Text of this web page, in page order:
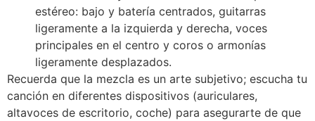
estéreo: bajo y batería centrados, guitarras
ligeramente a la izquierda y derecha, voces
principales en el centro y coros o armonías
ligeramente desplazados.
Recuerda que la mezcla es un arte subjetivo; escucha tu
canción en diferentes dispositivos (auriculares,
altavoces de escritorio, coche) para asegurarte de que